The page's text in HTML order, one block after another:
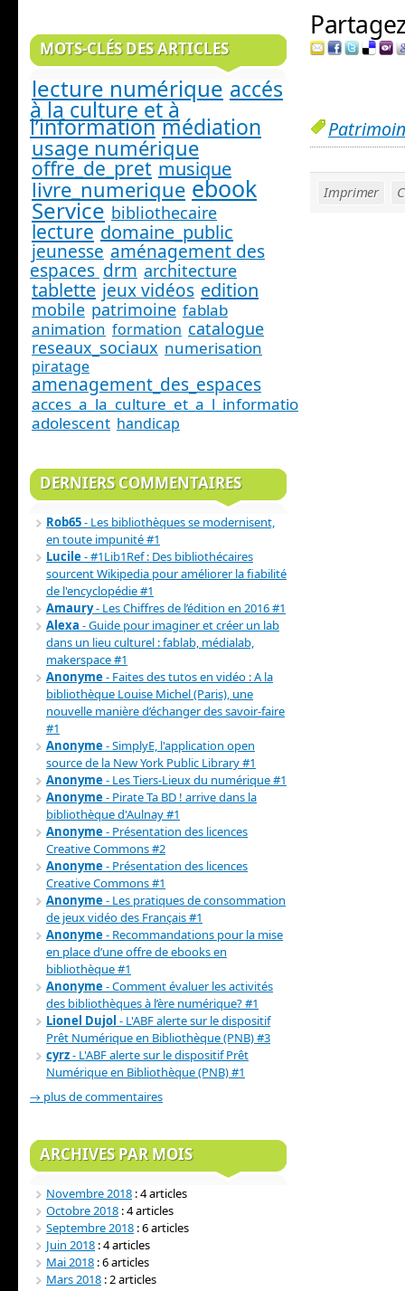
Imprimer
MOTS-CLÉS DES ARTICLES
lecture numérique accés
à la culture et à
l’information médiation
usage numérique
offre_de_pret musique
livre_numerique ebook
Service bibliothecaire
lecture domaine_public
jeunesse aménagement des
espaces drm architecture
tablette jeux vidéos edition
mobile patrimoine fablab
animation formation catalogue
reseaux_sociaux numerisation
piratage
amenagement_des_espaces
acces_a_la_culture_et_a_l_information_
adolescent handicap
DERNIERS COMMENTAIRES
Rob65- Les bibliothèques se modernisent,
en toute impunité #1
Lucile- #1Lib1Ref : Des bibliothécaires
sourcent Wikipedia pour améliorer la fiabilité
de l'encyclopédie #1
Amaury- Les Chiffres de l’édition en 2016 #1
Alexa - Guide pour imaginer et créer un lab
dans un lieu culturel : fablab, médialab,
makerspace #1
Anonyme- Faites des tutos en vidéo : A la
bibliothèque Louise Michel (Paris), une
nouvelle manière d’échanger des savoir-faire
#1
Anonyme- SimplyE, l'application open
source de la New York Public Library #1
Anonyme- Les Tiers-Lieux du numérique #1
Anonyme- Pirate Ta BD ! arrive dans la
bibliothèque d'Aulnay #1
Anonyme- Présentation des licences
Creative Commons #2
Anonyme- Présentation des licences
Creative Commons #1
Anonyme- Les pratiques de consommation
de jeux vidéo des Français #1
Anonyme- Recommandations pour la mise
en place d’une offre de ebooks en
bibliothèque #1
Anonyme- Comment évaluer les activités
des bibliothèques à l’ère numérique? #1
Lionel Dujol - L'ABF alerte sur le dispositif
Prêt Numérique en Bibliothèque (PNB) #3
cyrz- L'ABF alerte sur le dispositif Prêt
Numérique en Bibliothèque (PNB) #1
→ plus de commentaires
ARCHIVES PAR MOIS
Novembre 2018 : 4 articles
Octobre 2018 : 4 articles
Septembre 2018 : 6 articles
Juin 2018 : 4 articles
Mai 2018 : 6 articles
Mars 2018 : 2 articles